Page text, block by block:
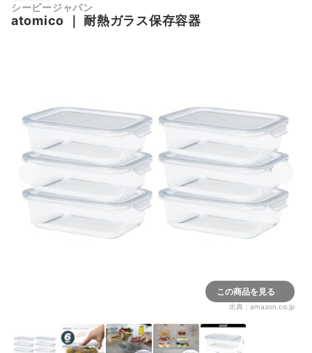
シービージャパン
atomico ｜ 耐熱ガラス保存容器
この商品を見る
出典： amazon.co.jp